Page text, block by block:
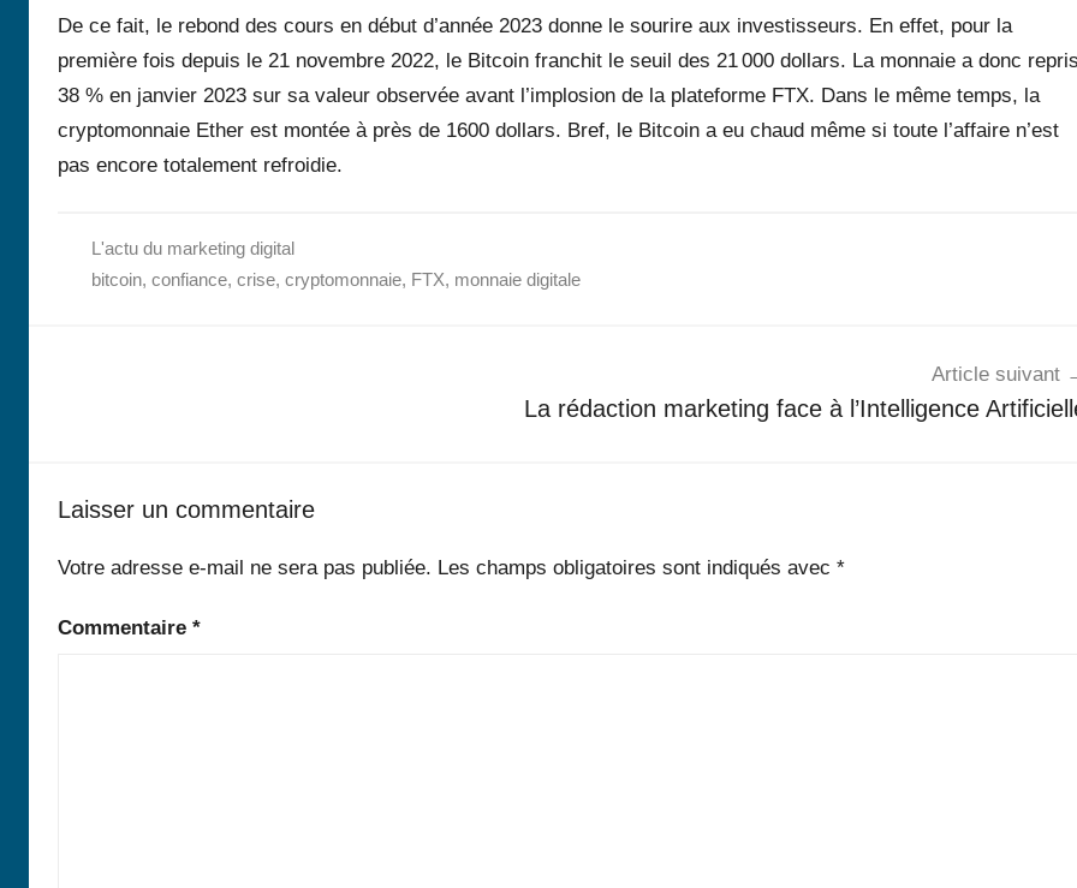
De ce fait, le rebond des cours en début d’année 2023 donne le sourire aux investisseurs. En effet, pour la
première fois depuis le 21 novembre 2022, le Bitcoin franchit le seuil des 21 000 dollars. La monnaie a donc
38 % en janvier 2023 sur sa valeur observée avant l’implosion de la plateforme FTX. Dans le même temps, la
cryptomonnaie Ether est montée à près de 1600 dollars. Bref, le Bitcoin a eu chaud même si toute l’affaire n’est
pas encore totalement refroidie.
L'actu du marketing digital
bitcoin, confiance, crise, cryptomonnaie, FTX, monnaie digitale
Article suivant
La rédaction marketing face à l’Intelligence
Laisser un commentaire
Votre adresse e-mail ne sera pas publiée. Les champs obligatoires sont indiqués avec *
Commentaire *